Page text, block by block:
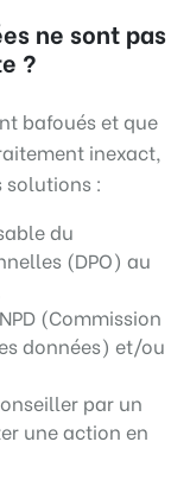
ne sont pas
?
bafoués et que
inexact,
solutions :
du
(DPO) au
(Commission
données) et/ou
par un
une action en